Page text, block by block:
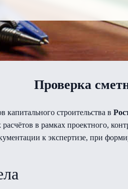
Проверка
капитального строительства в
в рамках проектного,
к экспертизе, при